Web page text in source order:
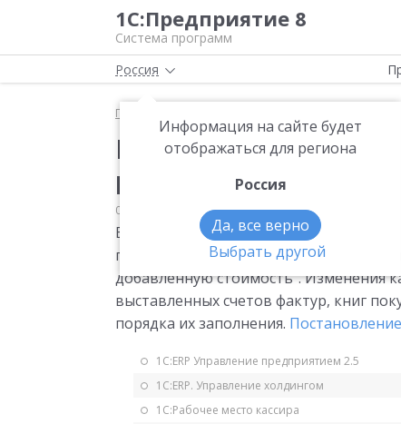
1С:Предприятие 8
Система программ
Россия
Информация на сайте будет
отображаться для региона
Россия
Да, все верно
Выбрать другой
Главная
Изменения в
№1137
07.08.2014 НДС
Внесены изменения в Постановление
правилах заполнения (ведения)
добавленную стоимость". Изменения
выставленных счетов фактур, книг
порядка их заполнения.
1С:ERP Управление предприятием 2.5
1С:ERP. Управление холдингом
1С:Рабочее место кассира